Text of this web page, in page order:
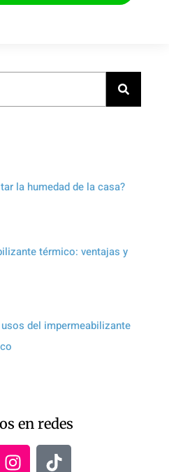
la humedad de la casa?
térmico: ventajas y
del impermeabilizante
en redes